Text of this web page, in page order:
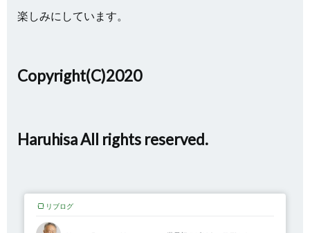
楽しみにしています。
Copyright(C)2020
Haruhisa All rights reserved.